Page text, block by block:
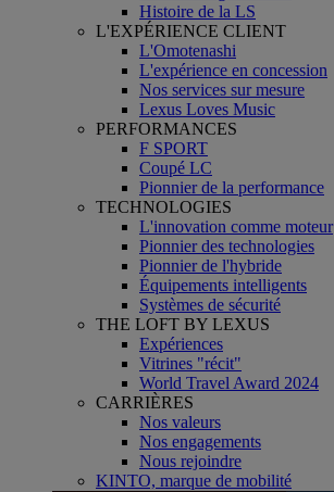
Histoire de la LS
L'EXPÉRIENCE CLIENT
L'Omotenashi
L'expérience en concession
Nos services sur mesure
Lexus Loves Music
PERFORMANCES
F SPORT
Coupé LC
Pionnier de la performance
TECHNOLOGIES
L'innovation comme moteur
Pionnier des technologies
Pionnier de l'hybride
Équipements intelligents
Systèmes de sécurité
THE LOFT BY LEXUS
Expériences
Vitrines "récit"
World Travel Award 2024
CARRIÈRES
Nos valeurs
Nos engagements
Nous rejoindre
KINTO, marque de mobilité